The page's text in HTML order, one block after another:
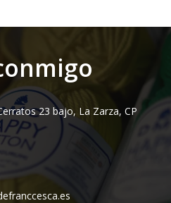
23 bajo, La Zarza, CP